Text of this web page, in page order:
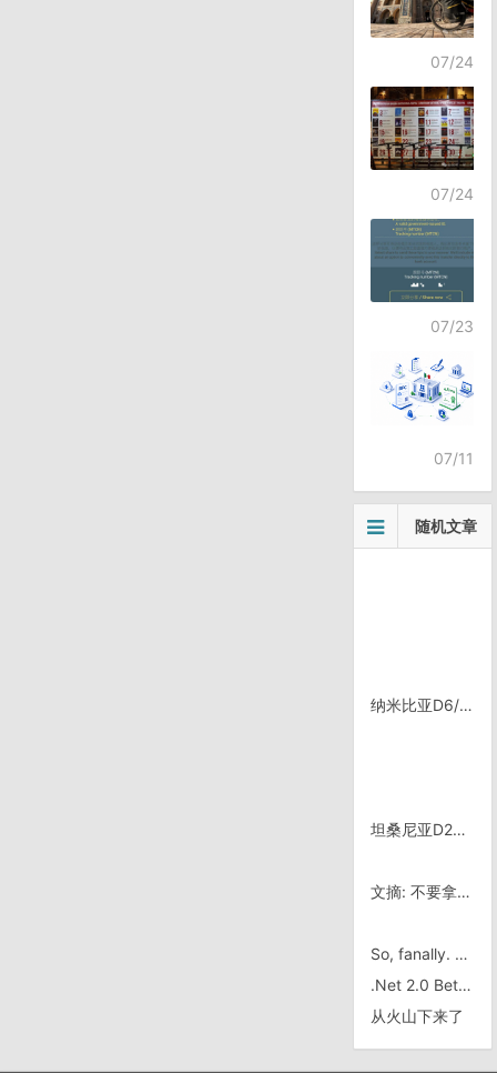
07/24
07/24
07/23
07/11
随机文章
纳米比亚D6/1220，河边的路沙土太多实在难走
坦桑尼亚D26/0823，距离Arusha 120km
文摘: 不要拿最后期限玩“狼来了”的游戏
So, fanally. 我幸运的遇上一次大梦木木木棒大大大大大大大大大大木木木木木木
.Net 2.0 Beta 2 今天发现的怪问题
从火山下来了